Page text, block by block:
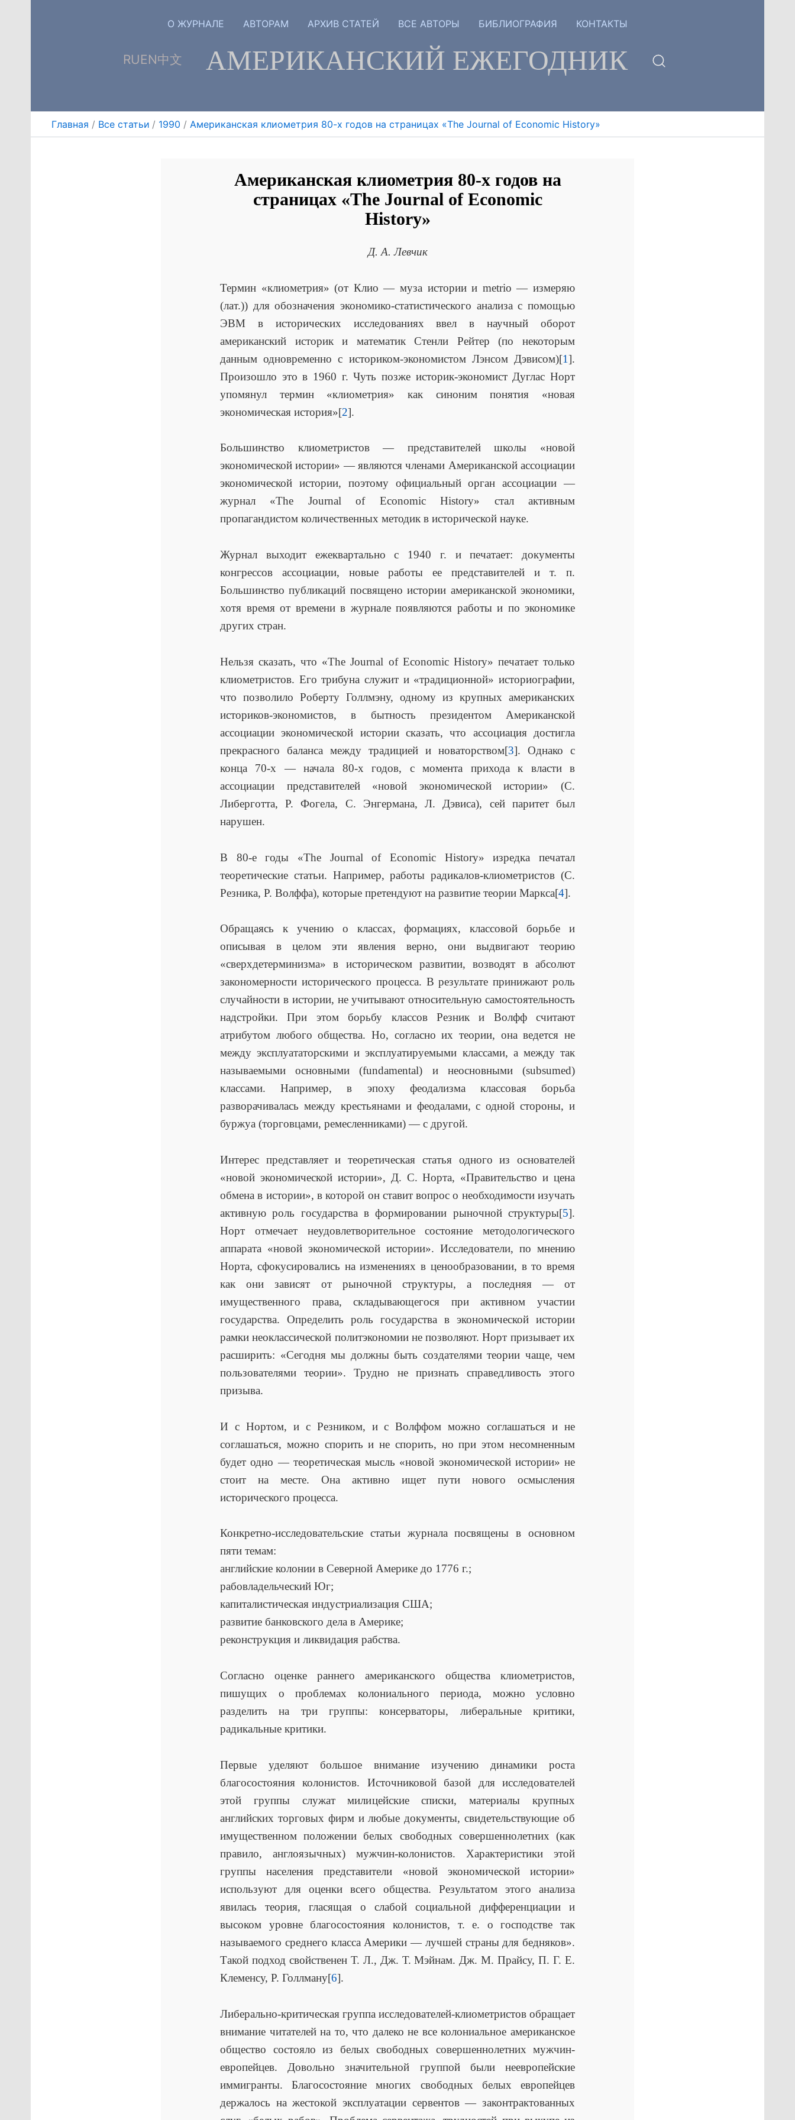
RUEN中文 АМЕРИКАНСКИЙ ЕЖЕГОДНИК
О ЖУРНАЛЕ АВТОРАМ АРХИВ СТАТЕЙ ВСЕ АВТОРЫ БИБЛИОГРАФИЯ КОНТАКТЫ
Главная Все статьи 1990 Американская клиометрия 80-х годов на страницах «The Journal of Economic History»
Американская клиометрия 80-х годов на
страницах «The Journal of Economic
History»
Д. А. Левчик
Термин «клиометрия» (от Клио — муза истории и metrio — измеряю
(лат.)) для обозначения экономико-статистического анализа с помощью
ЭВМ в исторических исследованиях ввел в научный оборот
американский историк и математик Стенли Рейтер (по некоторым
данным одновременно с историком-экономистом Лэнсом Дэвисом)[1].
Произошло это в 1960 г. Чуть позже историк-экономист Дуглас Норт
упомянул термин «клиометрия» как синоним понятия «новая
экономическая история»[2].
Большинство клиометристов — представителей школы «новой
экономической истории» — являются членами Американской ассоциации
экономической истории, поэтому официальный орган ассоциации —
журнал «The Journal of Economic History» стал активным
пропагандистом количественных методик в исторической науке.
Журнал выходит ежеквартально с 1940 г. и печатает: документы
конгрессов ассоциации, новые работы ее представителей и т. п.
Большинство публикаций посвящено истории американской экономики,
хотя время от времени в журнале появляются работы и по экономике
других стран.
Нельзя сказать, что «The Journal of Economic History» печатает только
клиометристов. Его трибуна служит и «традиционной» историографии,
что позволило Роберту Голлмэну, одному из крупных американских
историков-экономистов, в бытность президентом Американской
ассоциации экономической истории сказать, что ассоциация достигла
прекрасного баланса между традицией и новаторством[3]. Однако с
конца 70-х — начала 80-х годов, с момента прихода к власти в
ассоциации представителей «новой экономической истории» (С.
Либерготта, Р. Фогела, С. Энгермана, Л. Дэвиса), сей паритет был
нарушен.
В 80-е годы «The Journal of Economic History» изредка печатал
теоретические статьи. Например, работы радикалов-клиометристов (С.
Резника, Р. Волффа), которые претендуют на развитие теории Маркса[4].
Обращаясь к учению о классах, формациях, классовой борьбе и
описывая в целом эти явления верно, они выдвигают теорию
«сверхдетерминизма» в историческом развитии, возводят в абсолют
закономерности исторического процесса. В результате принижают роль
случайности в истории, не учитывают относительную самостоятельность
надстройки. При этом борьбу классов Резник и Волфф считают
атрибутом любого общества. Но, согласно их теории, она ведется не
между эксплуататорскими и эксплуатируемыми классами, а между так
называемыми основными (fundamental) и неосновными (subsumed)
классами. Например, в эпоху феодализма классовая борьба
разворачивалась между крестьянами и феодалами, с одной стороны, и
буржуа (торговцами, ремесленниками) — с другой.
Интерес представляет и теоретическая статья одного из основателей
«новой экономической истории», Д. С. Норта, «Правительство и цена
обмена в истории», в которой он ставит вопрос о необходимости изучать
активную роль государства в формировании рыночной структуры[5].
Норт отмечает неудовлетворительное состояние методологического
аппарата «новой экономической истории». Исследователи, по мнению
Норта, сфокусировались на изменениях в ценообразовании, в то время
как они зависят от рыночной структуры, а последняя — от
имущественного права, складывающегося при активном участии
государства. Определить роль государства в экономической истории
рамки неоклассической политэкономии не позволяют. Норт призывает их
расширить: «Сегодня мы должны быть создателями теории чаще, чем
пользователями теории». Трудно не признать справедливость этого
призыва.
И с Нортом, и с Резником, и с Волффом можно соглашаться и не
соглашаться, можно спорить и не спорить, но при этом несомненным
будет одно — теоретическая мысль «новой экономической истории» не
стоит на месте. Она активно ищет пути нового осмысления
исторического процесса.
Конкретно-исследовательские статьи журнала посвящены в основном
пяти темам:
английские колонии в Северной Америке до 1776 г.;
рабовладельческий Юг;
капиталистическая индустриализация США;
развитие банковского дела в Америке;
реконструкция и ликвидация рабства.
Согласно оценке раннего американского общества клиометристов,
пишущих о проблемах колониального периода, можно условно
разделить на три группы: консерваторы, либеральные критики,
радикальные критики.
Первые уделяют большое внимание изучению динамики роста
благосостояния колонистов. Источниковой базой для исследователей
этой группы служат милицейские списки, материалы крупных
английских торговых фирм и любые документы, свидетельствующие об
имущественном положении белых свободных совершеннолетних (как
правило, англоязычных) мужчин-колонистов. Характеристики этой
группы населения представители «новой экономической истории»
используют для оценки всего общества. Результатом этого анализа
явилась теория, гласящая о слабой социальной дифференциации и
высоком уровне благосостояния колонистов, т. е. о господстве так
называемого среднего класса Америки — лучшей страны для бедняков».
Такой подход свойственен Т. Л., Дж. Т. Мэйнам. Дж. М. Прайсу, П. Г. Е.
Клеменсу, Р. Голлману[6].
Либерально-критическая группа исследователей-клиометристов обращает
внимание читателей на то, что далеко не все колониальное американское
общество состояло из белых свободных совершеннолетних мужчин-
европейцев. Довольно значительной группой были неевропейские
иммигранты. Благосостояние многих свободных белых европейцев
держалось на жестокой эксплуатации сервентов — законтрактованных